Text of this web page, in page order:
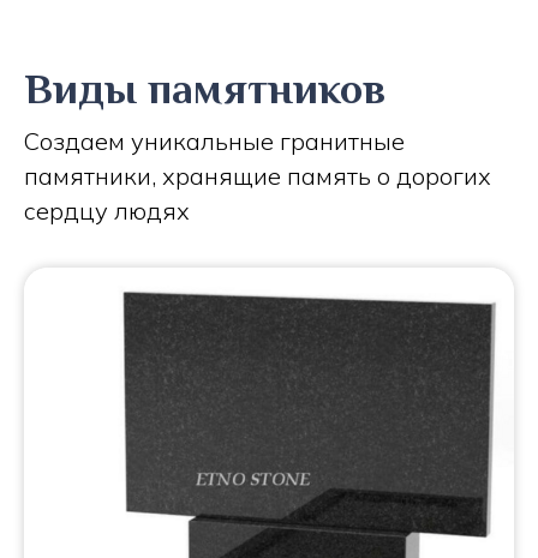
Виды памятников
Создаем уникальные гранитные
памятники, хранящие память о дорогих
сердцу людях